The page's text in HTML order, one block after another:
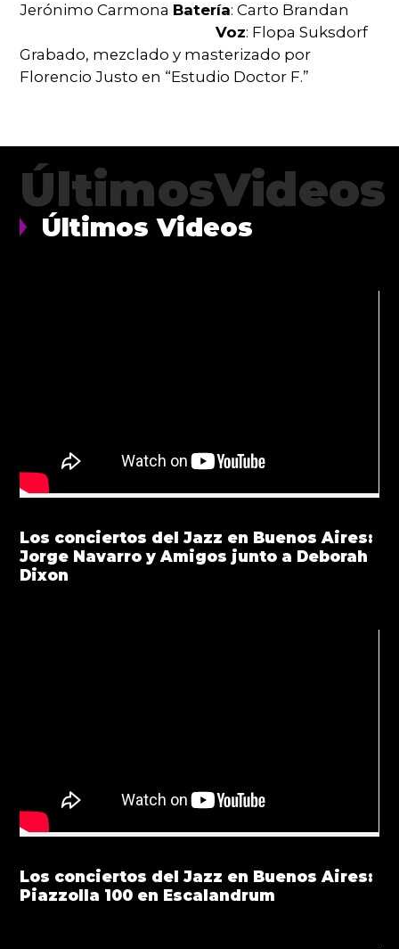
Jerónimo Carmona Batería: Carto Brandan
Voz: Flopa Suksdorf
Grabado, mezclado y masterizado por
Florencio Justo en “Estudio Doctor F.”
ÚltimosVideos
Últimos Videos
Los conciertos del Jazz en Buenos Aires:
Jorge Navarro y Amigos junto a Deborah
Dixon
Los conciertos del Jazz en Buenos Aires:
Piazzolla 100 en Escalandrum